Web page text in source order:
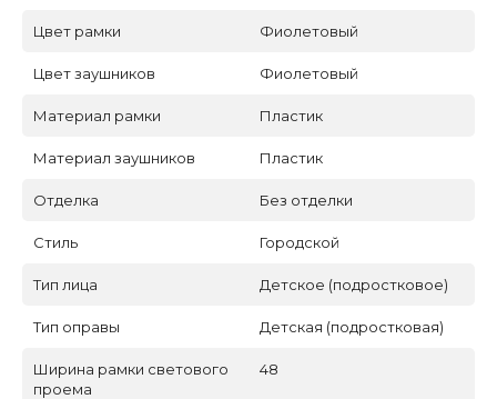
Цвет рамки Фиолетовый
Цвет заушников Фиолетовый
Материал рамки Пластик
Материал заушников Пластик
Отделка Без отделки
Стиль Городской
Тип лица Детское (подростковое)
Тип оправы Детская (подростковая)
Ширина рамки светового
проема
48